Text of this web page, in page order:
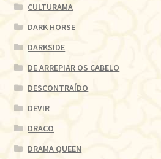
CULTURAMA
DARK HORSE
DARKSIDE
DE ARREPIAR OS CABELO
DESCONTRAÍDO
DEVIR
DRACO
DRAMA QUEEN